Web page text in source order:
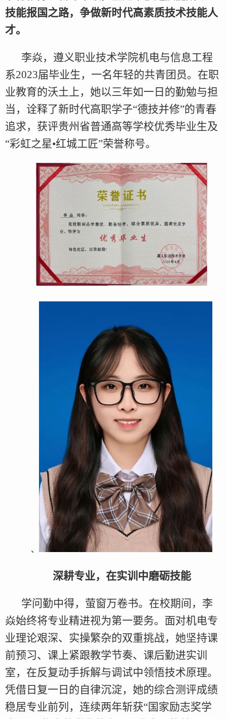
技能报国之路，争做新时代高素质技术技能人
才。
李焱，遵义职业技术学院机电与信息工程
系2023届毕业生，一名年轻的共青团员。在职
业教育的沃土上，她以三年如一日的勤勉与担
当，诠释了新时代高职学子“德技并修”的青春
追求，获评贵州省普通高等学校优秀毕业生及
“彩虹之星•红城工匠”荣誉称号。
、
深耕专业，在实训中磨砺技能
学问勤中得，萤窗万卷书。在校期间，李
焱始终将专业精进视为第一要务。面对机电专
业理论艰深、实操繁杂的双重挑战，她坚持课
前预习、课上紧跟教学节奏、课后勤进实训
室，在反复动手拆解与调试中领悟技术原理。
凭借日复一日的自律沉淀，她的综合测评成绩
稳居专业前列，连续两年斩获“国家励志奖学